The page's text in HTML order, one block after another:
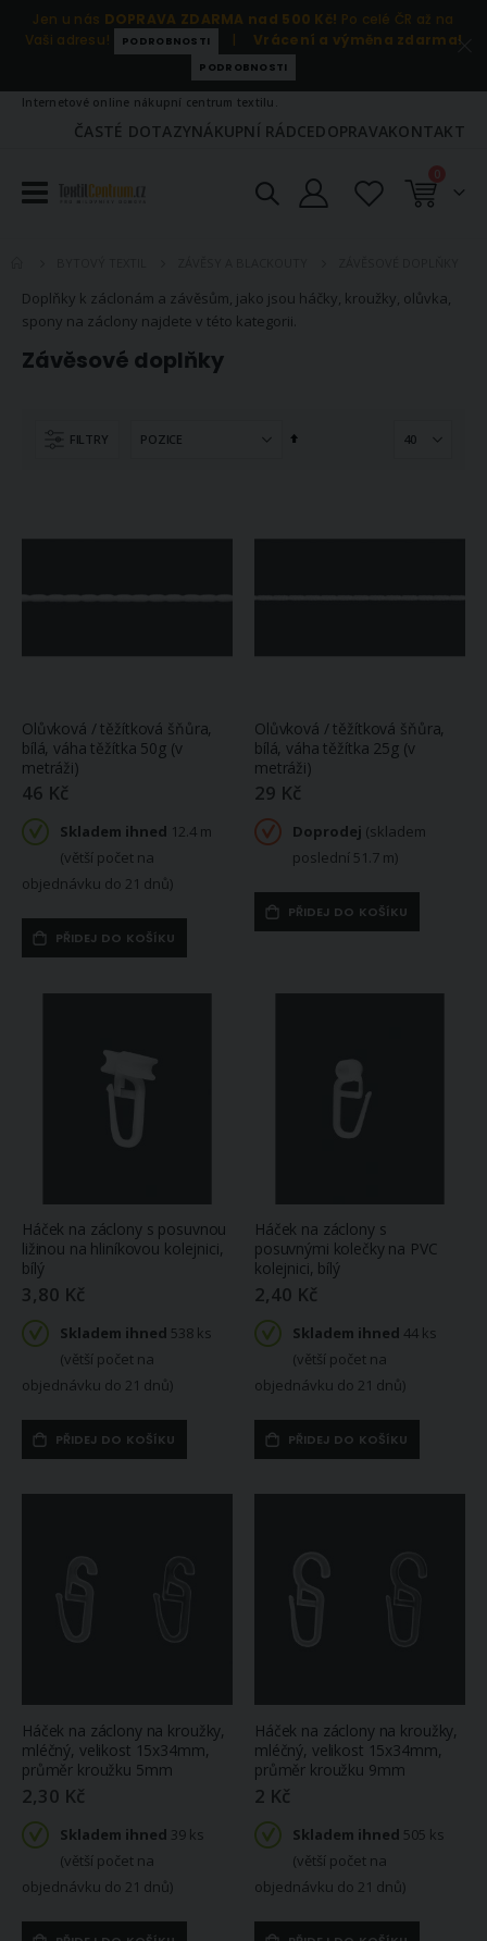
Jen u nás DOPRAVA ZDARMA nad 500 Kč! Po celé ČR až na
Vaši adresu!
PODROBNOSTI | Vrácení a výměna zdarma!
PODROBNOSTI
Internetové online nákupní centrum textilu.
ČASTÉ DOTAZYNÁKUPNÍ RÁDCEDOPRAVAKONTAKT
Košík
0položky
Doplňky k záclonám a závěsům, jako jsou háčky, kroužky, olůvka,
spony na záclony najdete v této kategorii.
Závěsové doplňky
FILTRY
Nastavit
Olůvková / těžítková šňůra,
bílá, váha těžítka 50g (v
metráži)
46 Kč
Skladem ihned 12.4 m
(větší počet na
objednávku do 21 dnů)
PŘIDEJ DO KOŠÍKU
Olůvková / těžítková šňůra,
bílá, váha těžítka 25g (v
metráži)
29 Kč
Doprodej (skladem
poslední 51.7 m)
PŘIDEJ DO KOŠÍKU
Háček na záclony s posuvnou
ližinou na hliníkovou kolejnici,
bílý
3,80 Kč
Skladem ihned 538 ks
(větší počet na
objednávku do 21 dnů)
PŘIDEJ DO KOŠÍKU
Háček na záclony s
posuvnými kolečky na PVC
kolejnici, bílý
2,40 Kč
Skladem ihned 44 ks
(větší počet na
objednávku do 21 dnů)
PŘIDEJ DO KOŠÍKU
Háček na záclony na kroužky,
mléčný, velikost 15x34mm,
průměr kroužku 5mm
2,30 Kč
Skladem ihned 39 ks
(větší počet na
objednávku do 21 dnů)
Háček na záclony na kroužky,
mléčný, velikost 15x34mm,
průměr kroužku 9mm
2 Kč
Skladem ihned 505 ks
(větší počet na
objednávku do 21 dnů)
Skladem
(větší počet na
objednávku do 9
(více variant)
231 Kč
Skladem
244 Kč
171 Kč
Skladem
ihned 11.7 m